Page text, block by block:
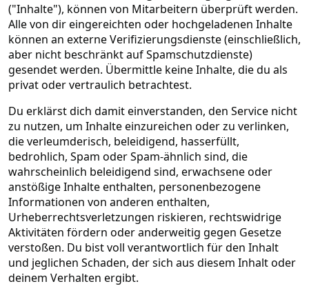
("Inhalte"), können von Mitarbeitern überprüft werden.
Alle von dir eingereichten oder hochgeladenen Inhalte
können an externe Verifizierungsdienste (einschließlich,
aber nicht beschränkt auf Spamschutzdienste)
gesendet werden. Übermittle keine Inhalte, die du als
privat oder vertraulich betrachtest.
Du erklärst dich damit einverstanden, den Service nicht
zu nutzen, um Inhalte einzureichen oder zu verlinken,
die verleumderisch, beleidigend, hasserfüllt,
bedrohlich, Spam oder Spam-ähnlich sind, die
wahrscheinlich beleidigend sind, erwachsene oder
anstößige Inhalte enthalten, personenbezogene
Informationen von anderen enthalten,
Urheberrechtsverletzungen riskieren, rechtswidrige
Aktivitäten fördern oder anderweitig gegen Gesetze
verstoßen. Du bist voll verantwortlich für den Inhalt
und jeglichen Schaden, der sich aus diesem Inhalt oder
deinem Verhalten ergibt.